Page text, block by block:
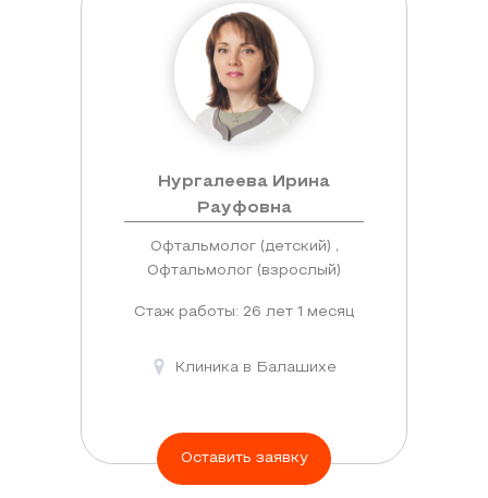
Нургалеева Ирина
Рауфовна
Офтальмолог (детский) ,
Офтальмолог (взрослый)
Стаж работы: 26 лет 1 месяц
Клиника в Балашихе
Оставить заявку